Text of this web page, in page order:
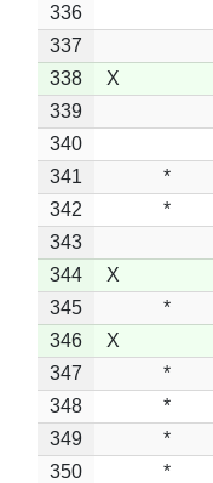
336
337
338
X
339
340
341
*
342
*
343
344
X
345
*
346
X
347
*
348
*
349
*
350
*